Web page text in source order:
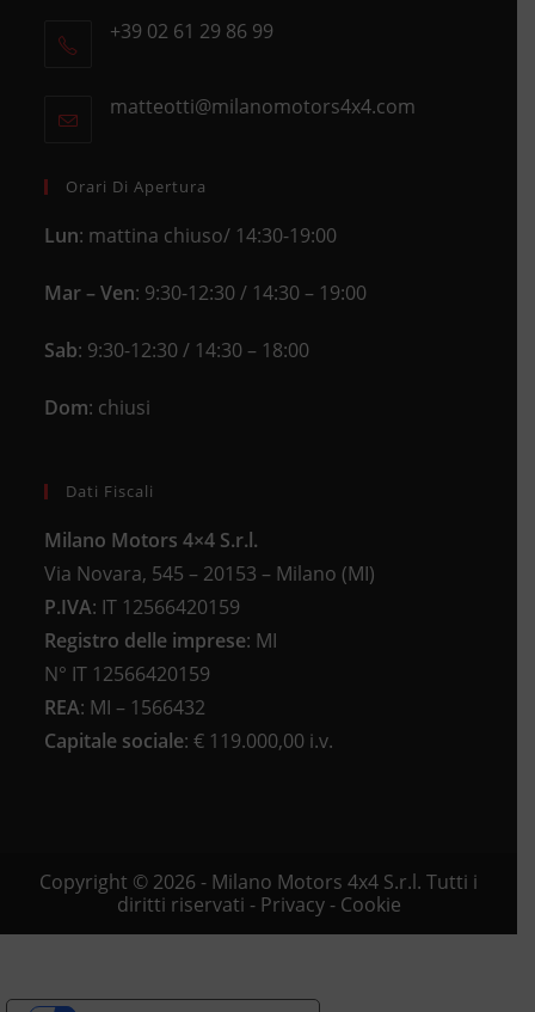
in
+39 02 61 29 86 99
your
matteotti@milanomotors4x4.comOpens
Orari Di Apertura
Lun: mattina chiuso/ 14:30-19:00
Mar – Ven: 9:30-12:30 / 14:30 – 19:00
Sab: 9:30-12:30 / 14:30 – 18:00
Dom: chiusi
Dati Fiscali
Milano Motors 4×4 S.r.l.
Via Novara, 545 – 20153 – Milano (MI)
P.IVA: IT 12566420159
Registro delle imprese: MI
N° IT 12566420159
REA: MI – 1566432
Capitale sociale: € 119.000,00 i.v.
Copyright © 2026 - Milano Motors 4x4 S.r.l. Tutti i
diritti riservati - Privacy- Cookie